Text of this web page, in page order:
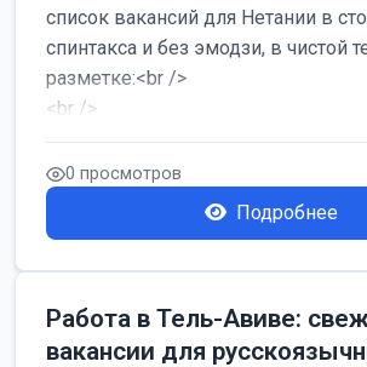
список вакансий для Нетании в
спинтакса и без эмодзи, в чистой
разметке:<br />
<br />
Работа в Нетании на мебельном
требу...
0 просмотров
Подробнее
Работа в Тель-Авиве:
вакансии для